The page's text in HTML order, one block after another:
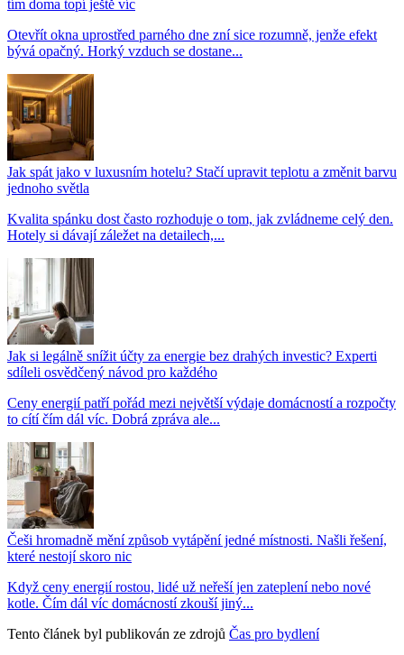
tím doma topí ještě víc
Otevřít okna uprostřed parného dne zní sice rozumně, jenže efekt
bývá opačný. Horký vzduch se dostane...
Jak spát jako v luxusním hotelu? Stačí upravit teplotu a změnit barvu
jednoho světla
Kvalita spánku dost často rozhoduje o tom, jak zvládneme celý den.
Hotely si dávají záležet na detailech,...
Jak si legálně snížit účty za energie bez drahých investic? Experti
sdíleli osvědčený návod pro každého
Ceny energií patří pořád mezi největší výdaje domácností a rozpočty
to cítí čím dál víc. Dobrá zpráva ale...
Češi hromadně mění způsob vytápění jedné místnosti. Našli řešení,
které nestojí skoro nic
Když ceny energií rostou, lidé už neřeší jen zateplení nebo nové
kotle. Čím dál víc domácností zkouší jiný...
Tento článek byl publikován ze zdrojů Čas pro bydlení